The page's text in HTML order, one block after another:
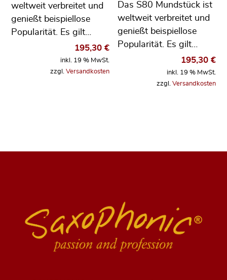
weltweit verbreitet und
genießt beispiellose
Popularität. Es gilt…
195,30 €
inkl. 19 % MwSt.
zzgl. Versandkosten
Das S80 Mundstück ist
weltweit verbreitet und
genießt beispiellose
Popularität. Es gilt…
195,30 €
inkl. 19 % MwSt.
zzgl. Versandkosten